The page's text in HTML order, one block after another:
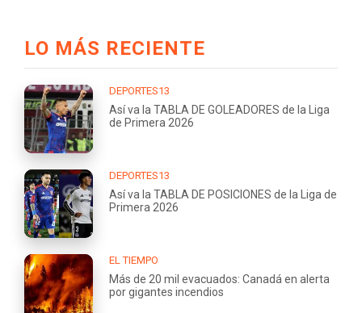
LO MÁS RECIENTE
DEPORTES13
Así va la TABLA DE GOLEADORES de la Liga
de Primera 2026
DEPORTES13
Así va la TABLA DE POSICIONES de la Liga de
Primera 2026
EL TIEMPO
Más de 20 mil evacuados: Canadá en alerta
por gigantes incendios